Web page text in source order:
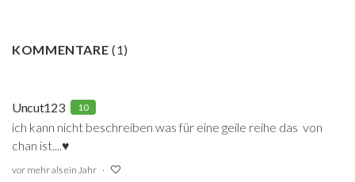
KOMMENTARE(1)
Uncut123 10
ich kann nicht beschreiben was für eine geile reihe das von
chan ist....♥
vor mehr als ein Jahr